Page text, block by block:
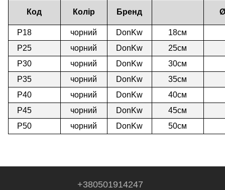
Код Колір Бренд
P18 чорний DonKw
18см
P25
чорний DonKw
25см
P30
чорний DonKw
30см
P35
чорний DonKw
35см
P40
чорний DonKw
40см
P45
чорний DonKw
45см
P50
чорний DonKw 50см
+380501914247